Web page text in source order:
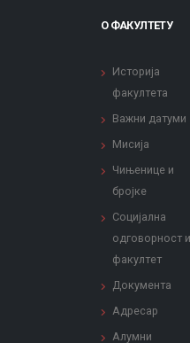
О ФАКУЛТЕТУ
Историја
факултета
Важни датуми
Мисија
Чињенице и
бројке
Социјална
одговорност и
факултет
Документа
Адресар
Алумни